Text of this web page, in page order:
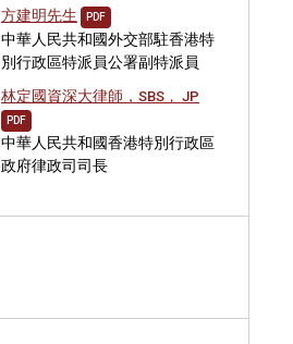
方建明先生 PDF
中華人民共和國外交部駐香港特
別行政區特派員公署副特派員
林定國資深大律師， SBS， JP
PDF
中華人民共和國香港特別行政區
政府律政司司長